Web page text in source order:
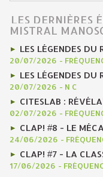
LES DERNIÈRES
MISTRAL
LES LÉGENDES DU
20/07/2026 -
LES LÉGENDES DU
20/07/2026 - N C
CITESLAB :
02/07/2026 -
CLAP! #8 - LE
24/06/2026 -
CLAP! #7 - LA
17/06/2026 -